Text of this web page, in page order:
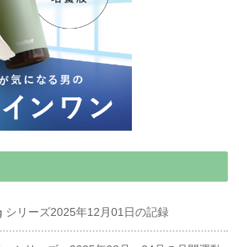
シリーズ2025年12月01日の記録